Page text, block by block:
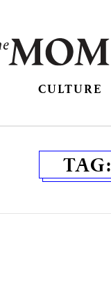
CULTURE
TAG: